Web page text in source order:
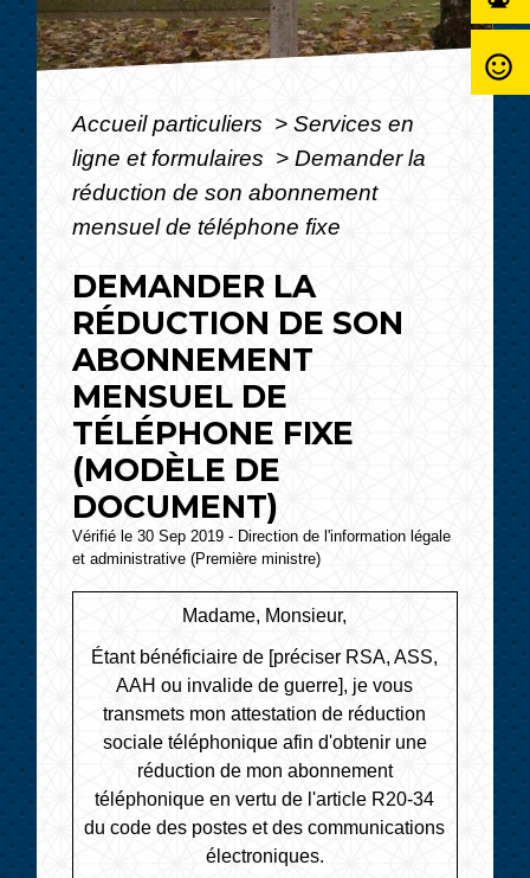
Accueil particuliers > Services en
ligne et formulaires > Demander la
réduction de son abonnement
mensuel de téléphone fixe
DEMANDER LA
RÉDUCTION DE SON
ABONNEMENT
MENSUEL DE
TÉLÉPHONE FIXE
(MODÈLE DE
DOCUMENT)
Vérifié le 30 Sep 2019 - Direction de l'information légale
et administrative (Première ministre)
Madame, Monsieur,
Étant bénéficiaire de [préciser RSA, ASS,
AAH ou invalide de guerre], je vous
transmets mon attestation de réduction
sociale téléphonique afin d'obtenir une
réduction de mon abonnement
téléphonique en vertu de l'article R20-34
du code des postes et des communications
électroniques.
sentiment_satisfied_alt